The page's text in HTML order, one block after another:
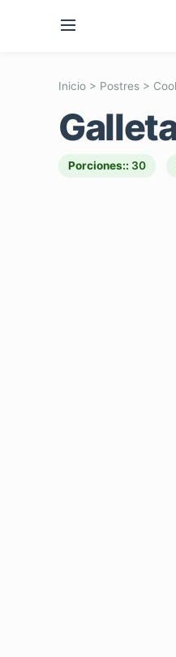
Inicio > Postres >
Porciones:: 30